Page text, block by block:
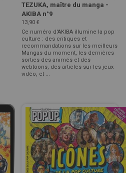
TEZUKA, maître du manga -
AKIBA n°9
13,90 €
Ce numéro d'AKIBA illumine la pop
culture : des critiques et
recommandations sur les meilleurs
Mangas du moment, les dernières
sorties des animés et des
webtoons, des articles sur les jeux
vidéo, et ...